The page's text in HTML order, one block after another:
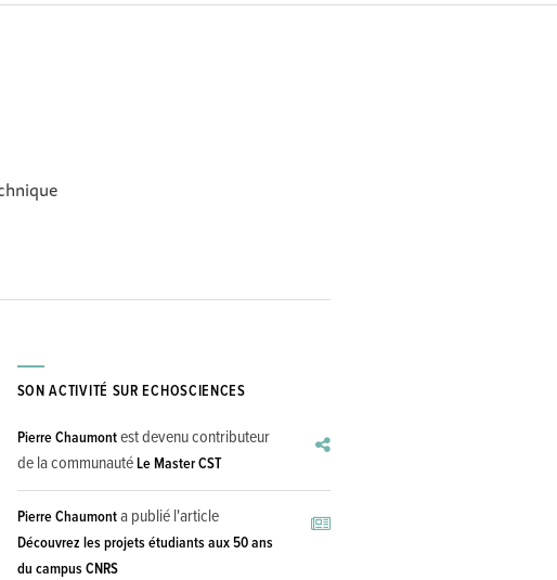
SON ACTIVITÉ SUR ECHOSCIENCES
Pierre Chaumontest devenu contributeur
de la communautéLe Master CST
Pierre Chaumonta publié l'article
Découvrez les projets étudiants aux 50 ans
du campus CNRS